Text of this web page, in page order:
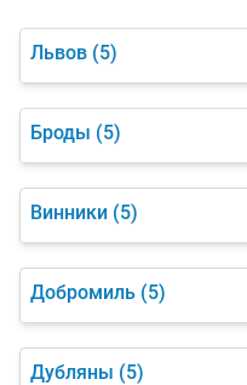
Львов (5)
Броды (5)
Винники (5)
Добромиль (5)
Дубляны (5)